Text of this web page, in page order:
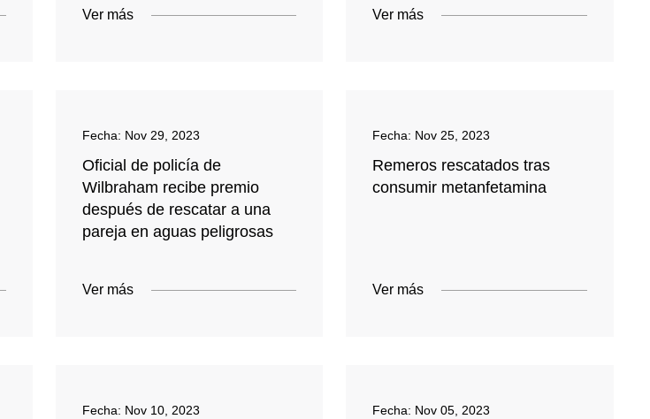
Ver más Ver más
Fecha: Nov 29, 2023
Oficial de policía de
Wilbraham recibe premio
después de rescatar a una
pareja en aguas peligrosas
Ver más
Fecha: Nov 25, 2023
Remeros rescatados tras
consumir metanfetamina
Ver más
Fecha: Nov 10, 2023 Fecha: Nov 05, 2023